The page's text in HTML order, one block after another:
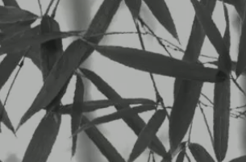
2026/05/25から5/30